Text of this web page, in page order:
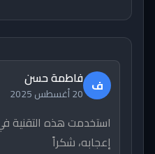
ف فاطمة حسن
20 أغسطس 2025
استخدمت هذه التقنية
إعجابه، شكراً